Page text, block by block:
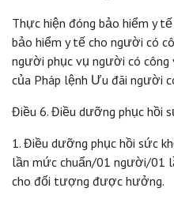
Thực hiện đóng bảo hiểm y
bảo hiểm y tế cho người có
người phục vụ người có công
của Pháp lệnh Ưu đãi người
Điều 6. Điều dưỡng phục hồi
1. Điều dưỡng phục hồi sức
lần mức chuẩn/01 người/01
cho đối tượng được hưởng.